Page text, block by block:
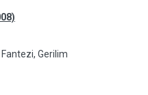
Gerilim